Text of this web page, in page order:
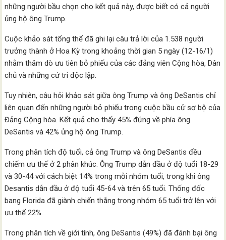
những người bầu chọn cho kết quả này, được biết có cả người
ủng hộ ông Trump.
Cuộc khảo sát tổng thể đã ghi lại câu trả lời của 1.538 người
trưởng thành ở Hoa Kỳ trong khoảng thời gian 5 ngày (12-16/1)
nhằm thăm dò ưu tiên bỏ phiếu của các đảng viên Cộng hòa, Dân
chủ và những cử tri độc lập.
Tuy nhiên, câu hỏi khảo sát giữa ông Trump và ông DeSantis chỉ
liên quan đến những người bỏ phiếu trong cuộc bầu cử sơ bộ của
Đảng Cộng hòa. Kết quả cho thấy 45% đứng về phía ông
DeSantis và 42% ủng hộ ông Trump.
Trong phân tích độ tuổi, cả ông Trump và ông DeSantis đều
chiếm ưu thế ở 2 phân khúc. Ông Trump dẫn đầu ở độ tuổi 18-29
và 30-44 với cách biệt 14% trong mỗi nhóm tuổi, trong khi ông
Desantis dẫn đầu ở độ tuổi 45-64 và trên 65 tuổi. Thống đốc
bang Florida đã giành chiến thắng trong nhóm 65 tuổi trở lên với
ưu thế 22%.
Trong phân tích về giới tính, ông DeSantis (49%) đã đánh bại ông